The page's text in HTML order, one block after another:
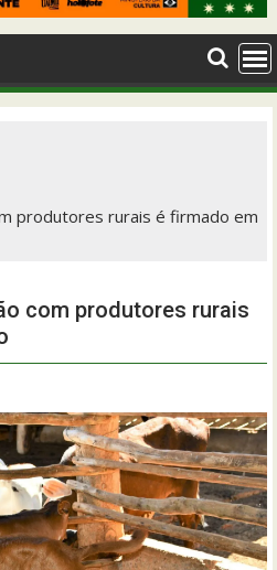
produtores rurais é firmado em
com produtores rurais